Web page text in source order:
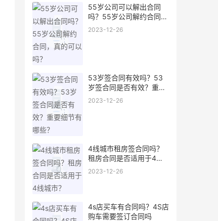
55岁公司可以解出合同
吗？55岁公司解约合同，
真的可以吗？
2023-12-26
53岁签合同有效吗？53
岁签合同是否有效？重要
细节有哪些？
2023-12-26
4线城市租房签合同吗？
租房合同是否适用于4线
城市？
2023-12-26
4s店买车有合同吗？4S店
购车需要签订合同吗